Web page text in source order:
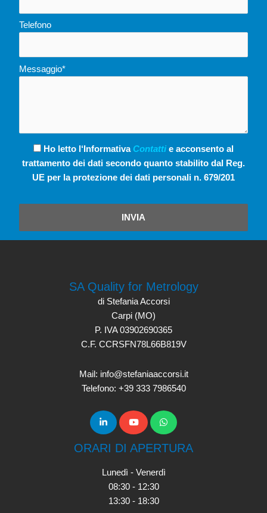
Telefono
Messaggio*
Ho letto l‘Informativa Contattie acconsento al
trattamento dei dati secondo quanto stabilito dal Reg.
UE per la protezione dei dati personali n. 679/201
INVIA
SA Quality for Metrology
di Stefania Accorsi
Carpi (MO)
P. IVA 03902690365
C.F. CCRSFN78L66B819V
Mail: info@stefaniaaccorsi.it
Telefono: +39 333 7986540
ORARI DI APERTURA
Lunedì - Venerdì
08:30 - 12:30
13:30 - 18:30